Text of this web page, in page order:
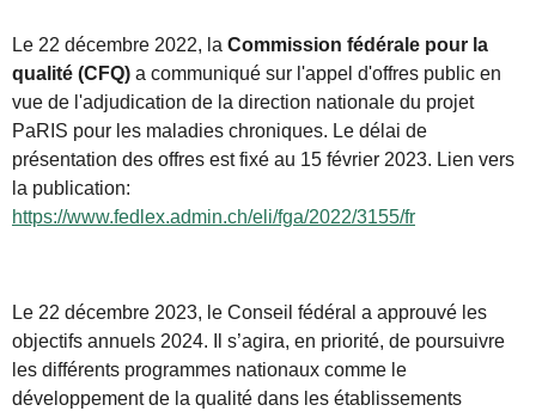
Le 22 décembre 2022, la Commission fédérale pour la
qualité (CFQ) a communiqué sur l'appel d'offres public en
vue de l'adjudication de la direction nationale du projet
PaRIS pour les maladies chroniques. Le délai de
présentation des offres est fixé au 15 février 2023. Lien vers
la publication:
https://www.fedlex.admin.ch/eli/fga/2022/3155/fr
Le 22 décembre 2023, le Conseil fédéral a approuvé les
objectifs annuels 2024. Il s’agira, en priorité, de poursuivre
les différents programmes nationaux comme le
développement de la qualité dans les établissements